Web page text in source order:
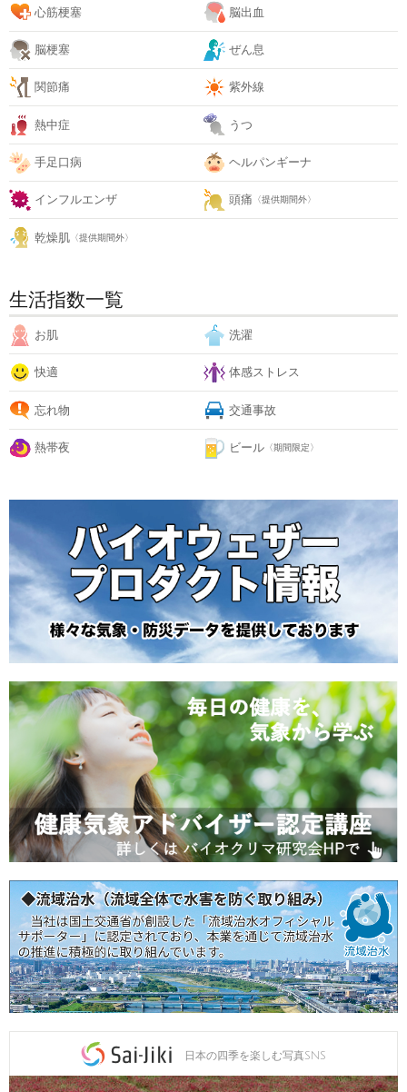
心筋梗塞 脳出血
脳梗塞 ぜん息
関節痛 紫外線
熱中症 うつ
手足口病 ヘルパンギーナ
インフルエンザ 頭痛 〈提供期間外〉
乾燥肌 〈提供期間外〉
生活指数一覧
お肌 洗濯
快適 体感ストレス
忘れ物 交通事故
熱帯夜 ビール 〈期間限定〉
日本の四季を楽しむ写真SNS